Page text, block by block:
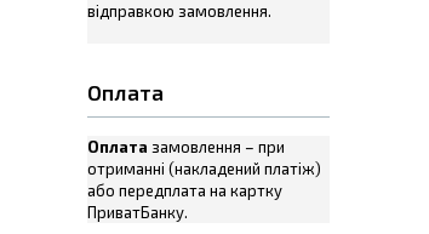
відправкою замовлення.
Оплата
Оплата замовлення – при
отриманні (накладений платіж)
або передплата на картку
ПриватБанку.